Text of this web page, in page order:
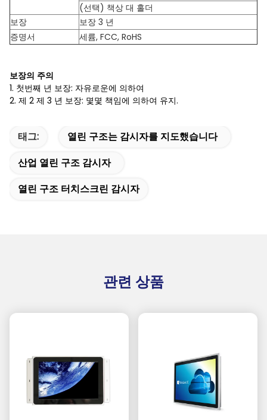
(선택) 책상 대 홀더
보장
보장 3 년
증명서
세륨, FCC, RoHS
보장의 주의
1. 첫번째 년 보장: 자유로운에 의하여
2. 제 2 제 3 년 보장: 몇몇 책임에 의하여 유지.
태그:
열린 구조는 감시자를 지도했습니다
산업 열린 구조 감시자
열린 구조 터치스크린 감시자
관련 상품